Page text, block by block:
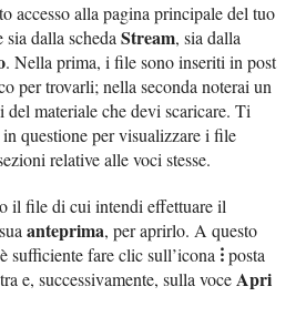
accesso alla pagina principale del tuo
sia dalla schedaStream, sia dalla
. Nella prima, i file sono inseriti in post
per trovarli; nella seconda noterai un
materiale che devi scaricare. Ti
in questione per visualizzare i file
relative alle voci stesse.
il file di cui intendi effettuare il
anteprima, per aprirlo. A questo
sufficiente fare clic sull’icona ⁝posta
e, successivamente, sulla voce Apri